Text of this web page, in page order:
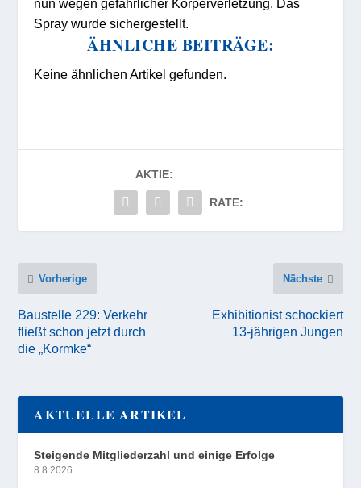
nun wegen gefährlicher Körperverletzung. Das
Spray wurde sichergestellt.
ÄHNLICHE BEITRÄGE:
Keine ähnlichen Artikel gefunden.
AKTIE:
RATE:
Vorherige
Baustelle 229: Verkehr
fließt schon jetzt durch
die „Kormke“
Nächste
Exhibitionist schockiert
13-jährigen Jungen
AKTUELLE ARTIKEL
Steigende Mitgliederzahl und einige Erfolge
8.8.2026